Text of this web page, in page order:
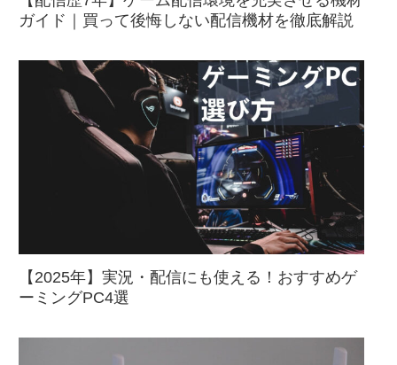
ガイド｜買って後悔しない配信機材を徹底解説
【2025年】実況・配信にも使える！おすすめゲ
ーミングPC4選